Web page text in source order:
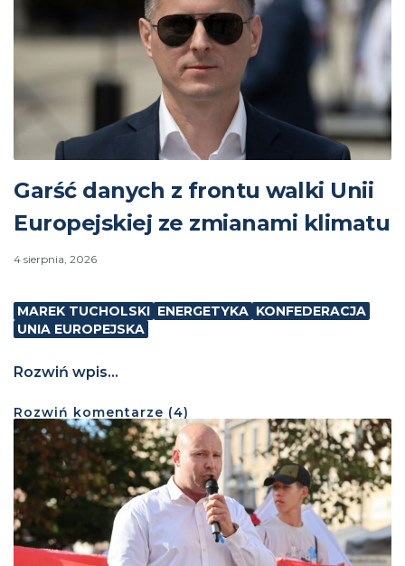
Garść danych z frontu walki Unii
Europejskiej ze zmianami klimatu
4 sierpnia, 2026
MAREK TUCHOLSKI ENERGETYKA KONFEDERACJA
UNIA EUROPEJSKA
Rozwiń wpis...
Rozwiń komentarze (4)